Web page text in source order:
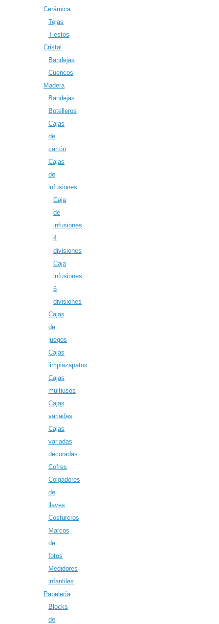
Cerámica
Tejas
Tiestos
Cristal
Bandejas
Cuencos
Madera
Bandejas
Botelleros
Cajas
de
cartón
Cajas
de
infusiones
Caja
de
infusiones
4
divisiones
Caja
infusiones
6
divisiones
Cajas
de
juegos
Cajas
limpiazapatos
Cajas
multiusos
Cajas
variadas
Cajas
variadas
decoradas
Cofres
Colgadores
de
llaves
Costureros
Marcos
de
fotos
Medidores
infantiles
Papelería
Blocks
de